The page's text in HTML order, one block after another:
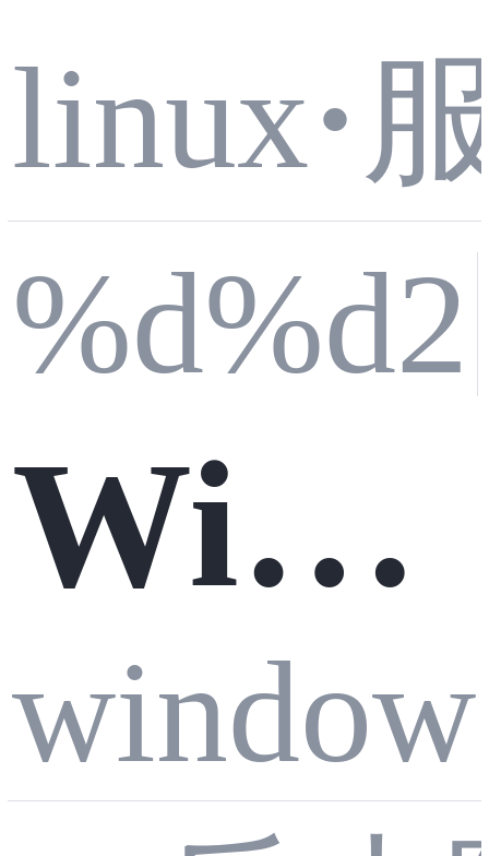
程实
现网
页接
linux·
%d%d2
Wind
ows